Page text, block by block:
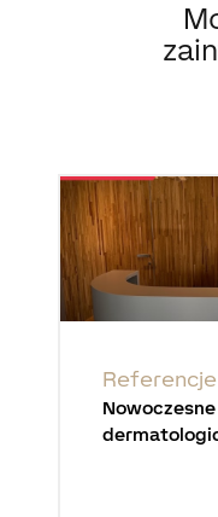
Referencje